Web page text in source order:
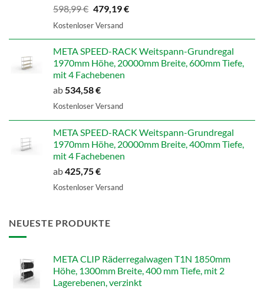
598,99€ Ursprünglicher
Preis
479,19€Aktueller
Kostenloser Versand
META SPEED-RACK Weitspann-Grundregal
1970mm Höhe, 20000mm Breite, 600mm Tiefe,
mit 4 Fachebenen
ab534,58€
Kostenloser Versand
META SPEED-RACK Weitspann-Grundregal
1970mm Höhe, 20000mm Breite, 400mm Tiefe,
mit 4 Fachebenen
ab425,75€
Kostenloser Versand
NEUESTE PRODUKTE
META CLIP Räderregalwagen T1N 1850mm
Höhe, 1300mm Breite, 400 mm Tiefe, mit 2
Lagerebenen, verzinkt